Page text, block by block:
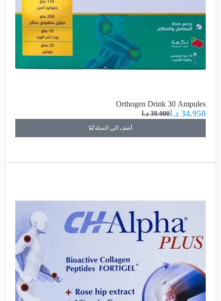
Orthogen Drink 30 Ampules
39.000 د.ا 34.950 د.ا
أضف الي السلة